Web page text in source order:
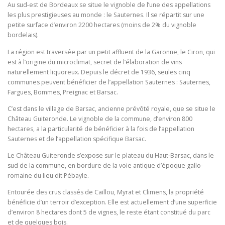
Au sud-est de Bordeaux se situe le vignoble de l’une des appellations
les plus prestigieuses au monde : le Sauternes. Il se répartit sur une
petite surface d’environ 2200 hectares (moins de 2% du vignoble
bordelais).
La région est traversée par un petit affluent de la Garonne, le Ciron, qui
est à l’origine du microclimat, secret de l’élaboration de vins
naturellement liquoreux. Depuis le décret de 1936, seules cinq
communes peuvent bénéficier de l’appellation Sauternes : Sauternes,
Fargues, Bommes, Preignac et Barsac.
C’est dans le village de Barsac, ancienne prévôté royale, que se situe le
Château Guiteronde. Le vignoble de la commune, d’environ 800
hectares, a la particularité de bénéficier à la fois de l’appellation
Sauternes et de l’appellation spécifique Barsac.
Le Château Guiteronde s’expose sur le plateau du Haut-Barsac, dans le
sud de la commune, en bordure de la voie antique d’époque gallo-
romaine du lieu dit Pébayle.
Entourée des crus classés de Caillou, Myrat et Climens, la propriété
bénéficie d’un terroir d’exception. Elle est actuellement d’une superficie
d’environ 8 hectares dont 5 de vignes, le reste étant constitué du parc
et de quelques bois.